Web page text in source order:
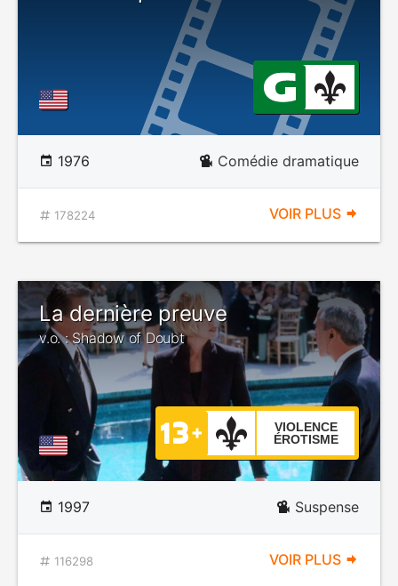
1976 Comédie dramatique
178224 VOIR PLUS
La dernière preuve
v.o. : Shadow of Doubt
VIOLENCE
ÉROTISME
1997 Suspense
116298 VOIR PLUS